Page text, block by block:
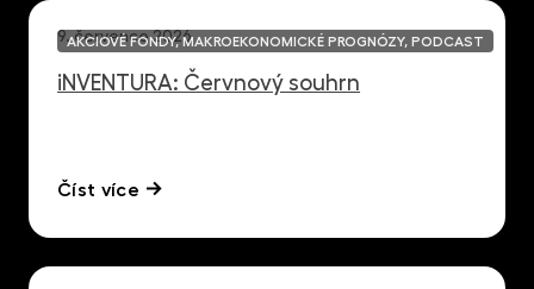
9. července 2026
iNVENTURA: Červnový souhrn
Číst více
AKCIOVÉ FONDY, MAKROEKONOMICKÉ PROGNÓZY, PODCAST